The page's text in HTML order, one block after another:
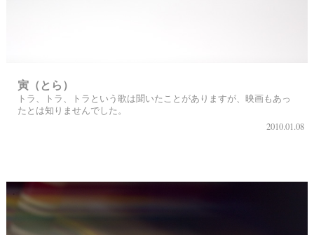
寅（とら）
トラ、トラ、トラという歌は聞いたことがありますが、映画もあっ
たとは知りませんでした。
2010.01.08